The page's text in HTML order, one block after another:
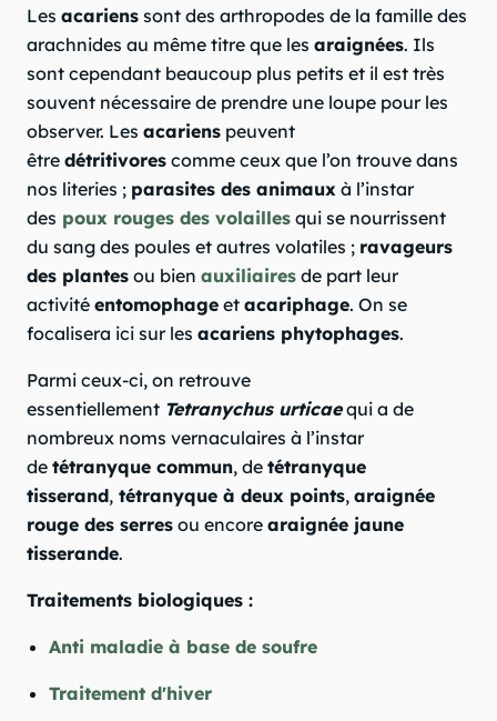
Les acariens sont des arthropodes de la famille des
arachnides au même titre que les araignées. Ils
sont cependant beaucoup plus petits et il est très
souvent nécessaire de prendre une loupe pour les
observer. Les acariens peuvent
être détritivores comme ceux que l’on trouve dans
nos literies ; parasites des animaux à l’instar
des poux rouges des volailles qui se nourrissent
du sang des poules et autres volatiles ; ravageurs
des plantes ou bien auxiliaires de part leur
activité entomophage et acariphage. On se
focalisera ici sur les acariens phytophages.
Parmi ceux-ci, on retrouve
essentiellement Tetranychus urticaequi a de
nombreux noms vernaculaires à l’instar
de tétranyque commun, de tétranyque
tisserand, tétranyque à deux points, araignée
rouge des serres ou encore araignée jaune
tisserande.
Traitements biologiques :
Anti maladie à base de soufre
Traitement d'hiver